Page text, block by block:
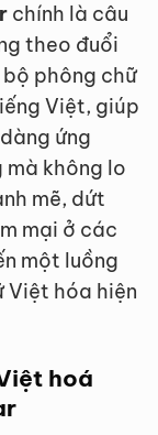
chính là câu
theo đuổi
phông chữ
Việt, giúp
ứng
không lo
mẽ, dứt
mại ở các
một luồng
Việt hóa hiện
hoá